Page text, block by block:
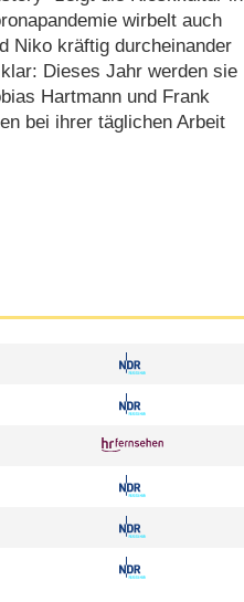
wirbelt auch
Niko kräftig durcheinander
Dieses Jahr werden sie
Hartmann und Frank
bei ihrer täglichen Arbeit